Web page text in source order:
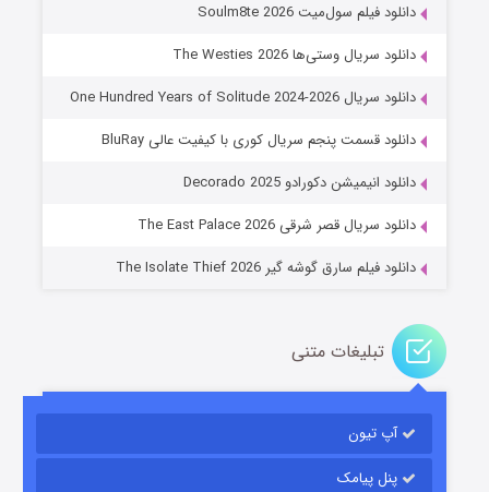
عملیات آپارتمان
قسمت۲ (زیرنویس) منتشر شد
دانلود فیلم سول‌میت Soulm8te 2026
دانلود سریال وستی‌ها The Westies 2026
دانلود سریال One Hundred Years of Solitude 2024-2026
دانلود قسمت پنجم سریال کوری با کیفیت عالی BluRay
دانلود انیمیشن دکورادو Decorado 2025
دانلود سریال قصر شرقی The East Palace 2026
دانلود فیلم سارق گوشه گیر The Isolate Thief 2026
تبلیغات متنی
آپ تیون
پنل پیامک